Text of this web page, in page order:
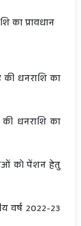
का प्रावधान
की धनराशि का
की धनराशि का
को पेंशन हेतु
वर्ष 2022-23